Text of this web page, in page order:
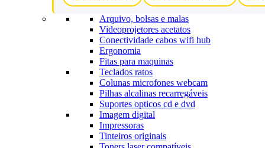
Arquivo, bolsas e malas
Videoprojetores acetatos
Conectividade cabos wifi hub
Ergonomia
Fitas para maquinas
Teclados ratos
Colunas microfones webcam
Pilhas alcalinas recarregáveis
Suportes opticos cd e dvd
Imagem digital
Impressoras
Tinteiros originais